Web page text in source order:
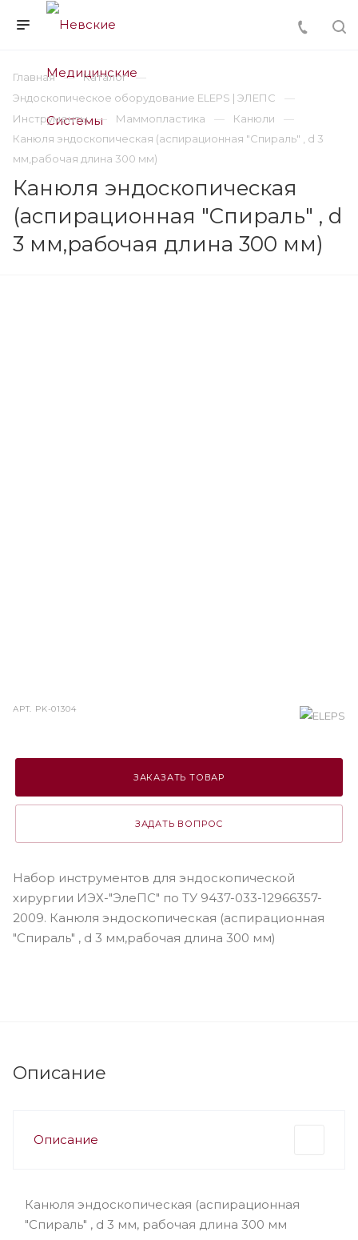
Главная
Каталог
Эндоскопическое оборудование ELEPS | ЭЛЕПС
Инструменты
Маммопластика
Канюли
Канюля эндоскопическая (аспирационная "Спираль" , d 3
мм,рабочая длина 300 мм)
Канюля эндоскопическая
(аспирационная "Спираль" , d
3 мм,рабочая длина 300 мм)
АРТ. PK-01304
ЗАКАЗАТЬ ТОВАР
ЗАДАТЬ ВОПРОС
Набор инструментов для эндоскопической
хирургии ИЭХ-"ЭлеПС" по ТУ 9437-033-12966357-
2009. Канюля эндоскопическая (аспирационная
"Спираль" , d 3 мм,рабочая длина 300 мм)
Описание
Описание
Канюля эндоскопическая (аспирационная
"Спираль" , d 3 мм, рабочая длина 300 мм